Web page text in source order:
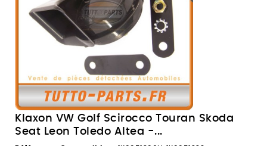
Klaxon VW Golf Scirocco Touran Skoda
Seat Leon Toledo Altea -...